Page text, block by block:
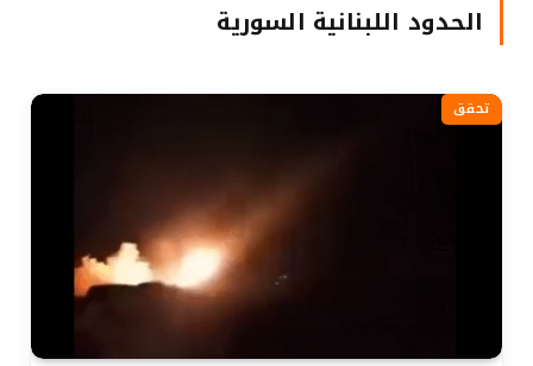
الحدود اللبنانية السورية
تحقق